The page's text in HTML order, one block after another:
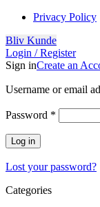
Privacy Policy
Bliv Kunde
Login / Register
Sign inCreate an
Username or email
Password *
Log in
Lost your password?
Categories